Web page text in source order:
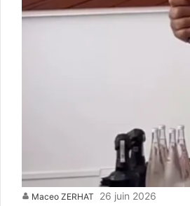
Maceo ZERHAT 26 juin 2026